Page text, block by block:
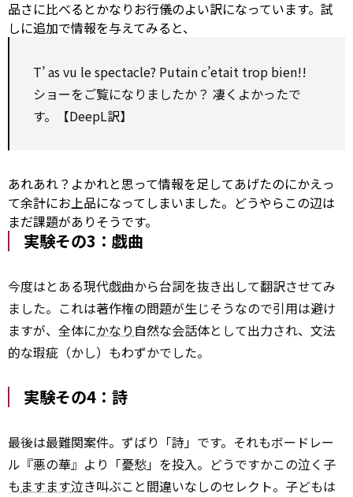
品さに比べるとかなりお行儀のよい訳になっています。試
しに追加で情報を与えてみると、
T’as vu le spectacle? Putain c’etait trop bien!!
ショーをご覧になりましたか？ 凄くよかったで
す。【DeepL訳】
あれあれ？よかれと思って情報を足してあげたのにかえっ
て余計にお上品になってしまいました。どうやらこの辺は
まだ課題がありそうです。
実験その3：戯曲
今度はとある現代戯曲から台詞を抜き出して翻訳させてみ
ました。これは著作権の問題が生じそうなので引用は避け
ますが、全体にかなり 自然な会話体として出力され、文法
的な瑕疵（かし）もわずかでした。
実験その4：詩
最後は最難関案件。ずばり「詩」です。それもボードレー
ル『悪の華』より「憂愁」を投入。どうですかこの泣く子
も ますます泣き叫ぶこと間違いなしのセレクト。子どもは